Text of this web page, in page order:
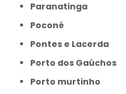
Paranatinga
Poconé
Pontes e Lacerda
Porto dos Gaúchos
Porto murtinho